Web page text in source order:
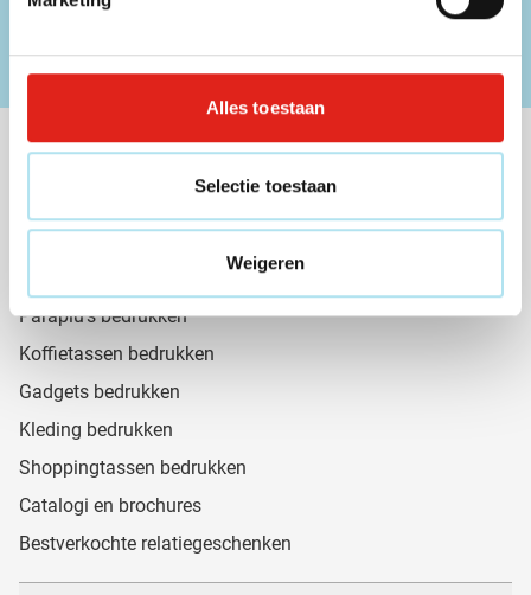
Alles toestaan
Selectie toestaan
Weigeren
Nuttige links
Pennen bedrukken
Paraplu's bedrukken
Koffietassen bedrukken
Gadgets bedrukken
Kleding bedrukken
Shoppingtassen bedrukken
Catalogi en brochures
Bestverkochte relatiegeschenken